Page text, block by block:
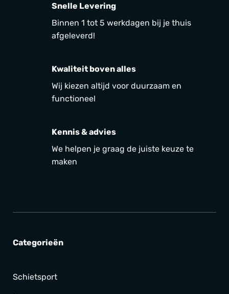
Snelle Levering
Binnen 1 tot 5 werkdagen bij je thuis
afgeleverd!
Kwaliteit boven alles
Wij kiezen altijd voor duurzaam en
functioneel
Kennis & advies
We helpen je graag de juiste keuze te
maken
Categorieën
Schietsport